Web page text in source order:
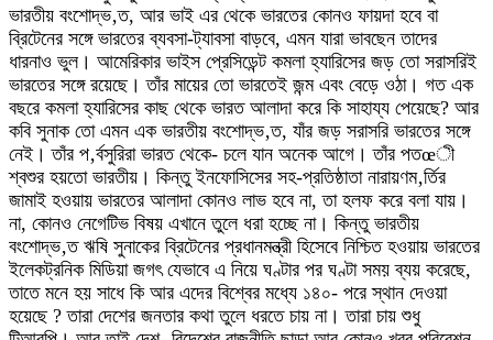
ভারতীয় বংশোদ্ভ‚ত, আর ভাই এর থেকে ভারতের কোনও ফায়দা হবে বা
ব্রিটেনের সঙ্গে ভারতের ব্যবসা-ট্যাবসা বাড়বে, এমন যারা ভাবছেন তাদের
ধারনাও ভুল। আমেরিকার ভাইস প্রেসিডেন্ট কমলা হ্যারিসের জড় তো সরাসরিই
ভারতের সঙ্গে রয়েছে। তাঁর মায়ের তো ভারতেই জন্ম এবং বেড়ে ওঠা। গত এক
বছরে কমলা হ্যারিসের কাছ থেকে ভারত আলাদা করে কি সাহায্য পেয়েছে? আর
কবি সুনাক তো এমন এক ভারতীয় বংশোদ্ভ‚ত, যাঁর জড় সরাসরি ভারতের সঙ্গে
নেই। তাঁর প‚র্বসুরিরা ভারত থেকে- চলে যান অনেক আগে। তাঁর পতœী
শ্বশুর হয়তো ভারতীয়। কিন্তু ইনফোসিসের সহ-প্রতিষ্ঠাতা নারায়ণম‚র্তির
জামাই হওয়ায় ভারতের আলাদা কোনও লাভ হবে না, তা হলফ করে বলা যায়।
না, কোনও নেগেটিভ বিষয় এখানে তুলে ধরা হচ্ছে না। কিন্তু ভারতীয়
বংশোদ্ভ‚ত ঋষি সুনাকের ব্রিটেনের প্রধানমন্ত্রী হিসেবে নিশ্চিত হওয়ায় ভারতের
ইলেকট্রনিক মিডিয়া জগৎ যেভাবে এ নিয়ে ঘণ্টার পর ঘণ্টা সময় ব্যয় করেছে,
তাতে মনে হয় সাধে কি আর এদের বিশ্বের মধ্যে ১৪০- পরে স্থান দেওয়া
হয়েছে ? তারা দেশের জনতার কথা তুলে ধরতে চায় না। তারা চায় শুধু